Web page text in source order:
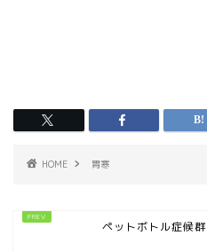
HOME 胃寒
ペットボトル症候群